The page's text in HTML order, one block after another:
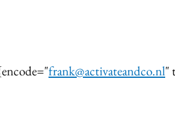
frank@activateandco.nl"